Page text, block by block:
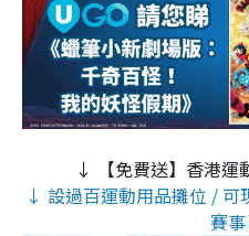
↓ 【免費送】香港運
↓ 設過百運動用品攤位 / 可
賽